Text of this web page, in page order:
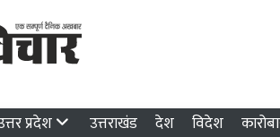
प्रदेश उत्तराखंड देश विदेश